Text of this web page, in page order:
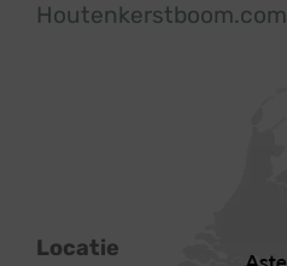
Houtenkerstboom.com
Locatie